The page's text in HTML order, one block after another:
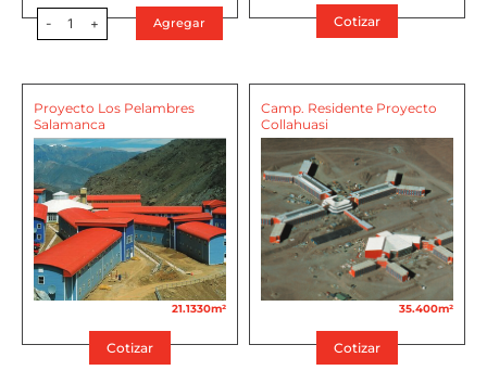
- 1 + Agregar Cotizar
Proyecto Los Pelambres
Salamanca
21.1330m²
Cotizar
Camp. Residente Proyecto
Collahuasi
35.400m²
Cotizar